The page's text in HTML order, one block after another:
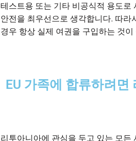
테스트용 또는 기타 비공식적 용도로
안전을 최우선으로 생각합니다. 따
경우 항상 실제 여권을 구입하는 것이
EU 가족에 합류하려면
리투아니아에 관심을 두고 있는 모든